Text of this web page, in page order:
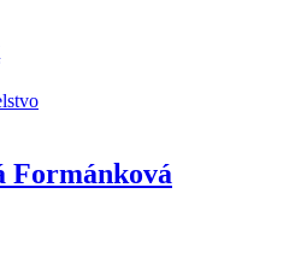
Formánková